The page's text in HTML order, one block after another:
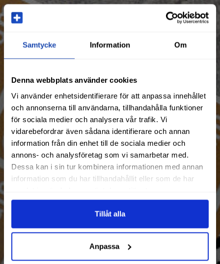
Samtycke Information Om
Denna webbplats använder cookies
Vi använder enhetsidentifierare för att anpassa innehållet
och annonserna till användarna, tillhandahålla funktioner
för sociala medier och analysera vår trafik. Vi
vidarebefordrar även sådana identifierare och annan
information från din enhet till de sociala medier och
annons- och analysföretag som vi samarbetar med.
Dessa kan i sin tur kombinera informationen med annan
information som du har tillhandahållit eller som de har
Tillåt alla
Anpassa